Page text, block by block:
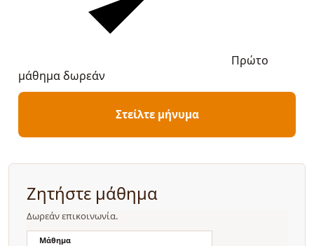
Πρώτο
μάθημα δωρεάν
Στείλτε μήνυμα
Ζητήστε μάθημα
Δωρεάν επικοινωνία.
Μάθημα